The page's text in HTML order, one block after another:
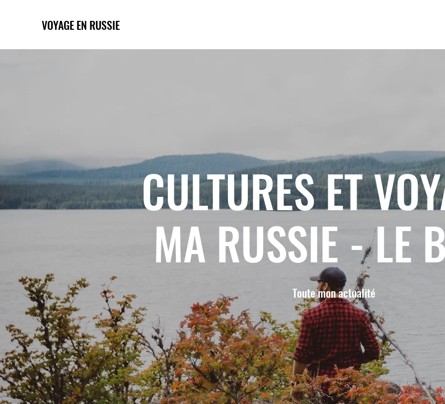
VOYAGE EN RUSSIE
CULTURES ET
MA RUSSIE - LE
Toute mon actualité